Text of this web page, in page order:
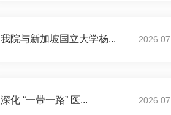
我院与新加坡国立大学杨...
深化 “一带一路” 医...